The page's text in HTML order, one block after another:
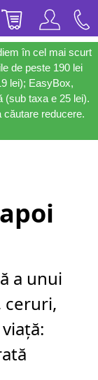
în cel mai scurt
de peste 190 lei
lei); EasyBox,
(sub taxa e 25 lei).
căutare reducere.
a unui
ceruri,